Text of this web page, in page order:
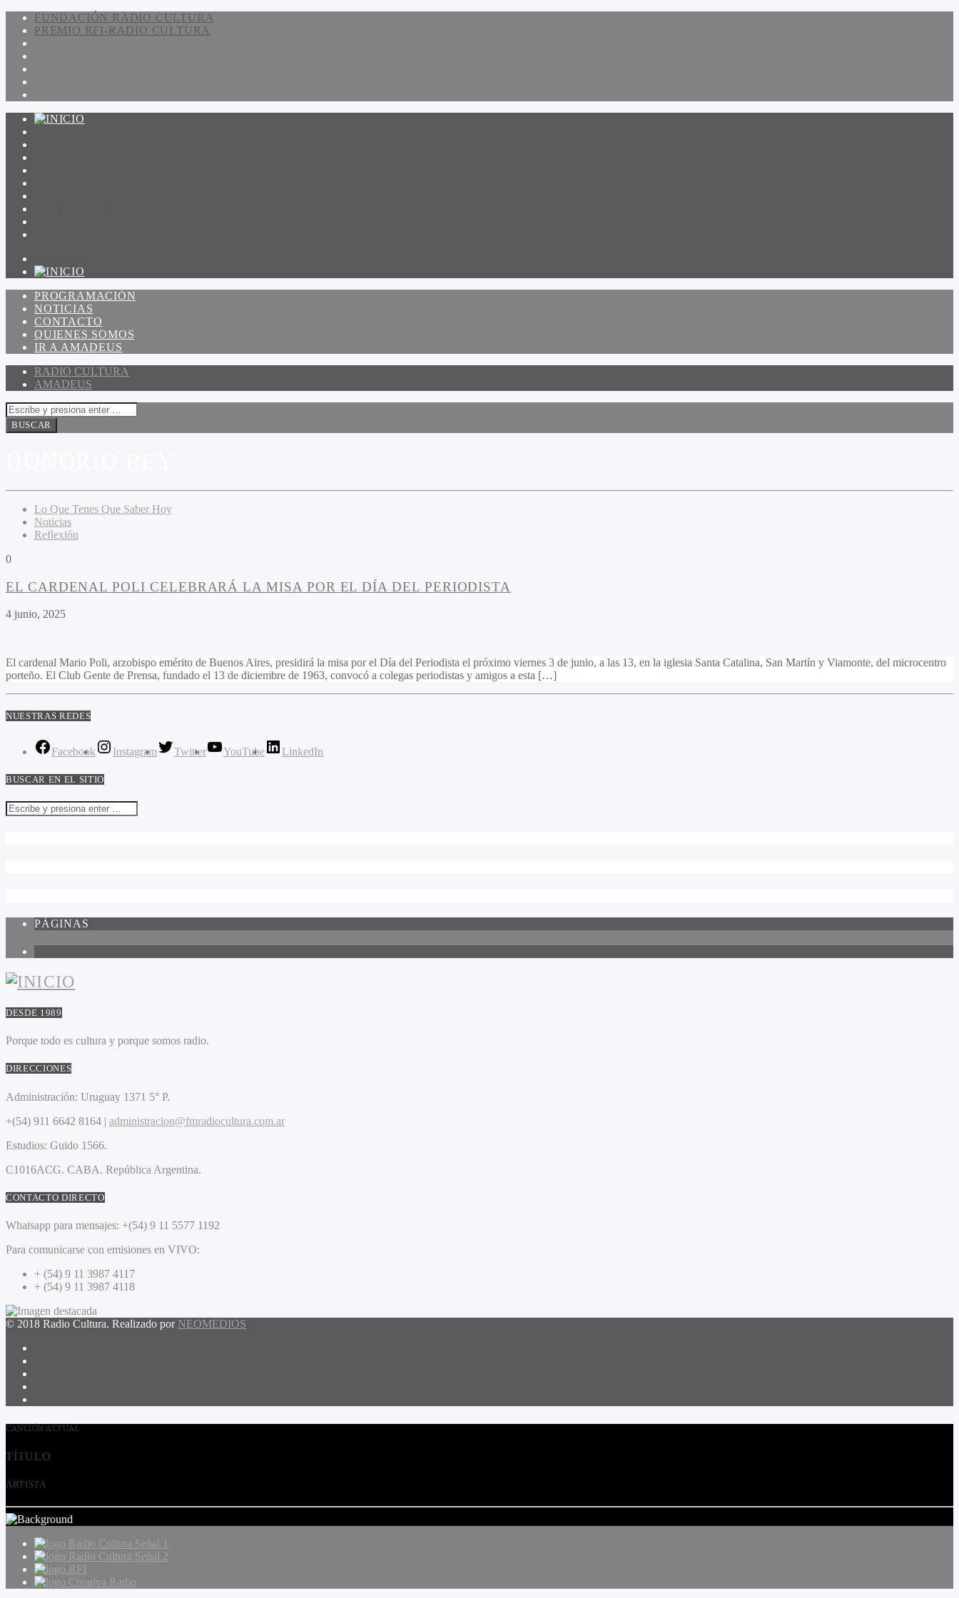
FUNDACIÓN RADIO CULTURA
PREMIO RFI-RADIO CULTURA
PROGRAMACIÓN
NOTICIAS
CONTACTO
QUIENES SOMOS
IR A AMADEUS
RADIO CULTURA
AMADEUS
Lo Que Tenes Que Saber Hoy
Noticias
Reflexión
0
EL CARDENAL POLI CELEBRARÁ LA MISA POR EL DÍA DEL PERIODISTA
4 junio, 2025
El cardenal Mario Poli, arzobispo emérito de Buenos Aires, presidirá la misa por el Día del Periodista el próximo viernes 3 de junio, a las 13, en la iglesia Santa Catalina, San Martín y Viamonte, del microcentro
porteño. El Club Gente de Prensa, fundado el 13 de diciembre de 1963, convocó a colegas periodistas y amigos a esta […]
NUESTRAS REDES
Facebook Instagram Twitter YouTube LinkedIn
BUSCAR EN EL SITIO
PÁGINAS
DESDE 1989
Porque todo es cultura y porque somos radio.
DIRECCIONES
Administración: Uruguay 1371 5° P.
+(54) 911 6642 8164 | administracion@fmradiocultura.com.ar
Estudios: Guido 1566.
C1016ACG. CABA. República Argentina.
CONTACTO DIRECTO
Whatsapp para mensajes: +(54) 9 11 5577 1192
Para comunicarse con emisiones en VIVO:
+ (54) 9 11 3987 4117
+ (54) 9 11 3987 4118
© 2018 Radio Cultura. Realizado por NEOMEDIOS
CANCIÓN ACTUAL
TÍTULO
ARTISTA
Radio Cultura Señal 1
Radio Cultura Señal 2
RFI
Creativa Radio